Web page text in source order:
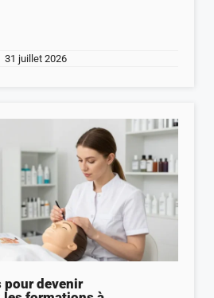
31 juillet 2026
pour devenir